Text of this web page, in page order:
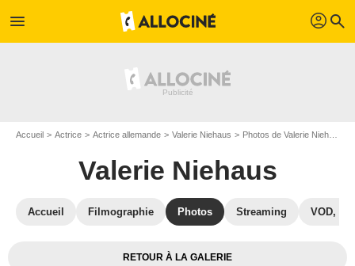
menu profil search
Accueil Actrice Actrice allemande Valerie Niehaus Photos de Valerie Niehaus
Valerie Niehaus
Accueil Filmographie Photos Streaming VOD,
RETOUR À LA GALERIE